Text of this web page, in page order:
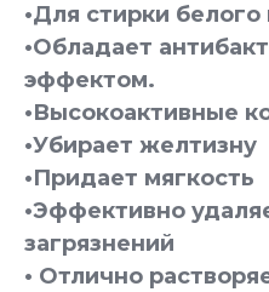
•Для стирки
•Обладает
эффектом.
•Высокоактивные
•Убирает желтизну
•Придает мягкость
•Эффективно
загрязнений
• Отлично